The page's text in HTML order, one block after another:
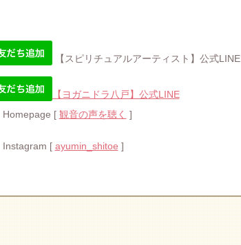
【スピリチュアルアーティスト】公式LINE
【ヨガニドラ八戸】公式LINE
[ 観音の声を聴く ]
[ ayumin_shitoe ]